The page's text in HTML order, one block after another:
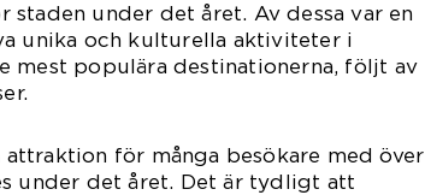
staden under det året. Av dessa var en
unika och kulturella aktiviteter i
mest populära destinationerna, följt av
för många besökare med över
under det året. Det är tydligt att